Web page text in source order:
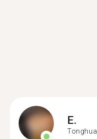
E.
Tonghua